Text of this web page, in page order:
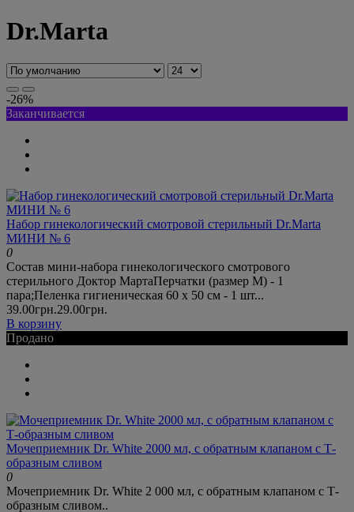
Dr.Marta
-26%
Заканчивается
Набор гинекологический смотровой стерильный Dr.Marta
МИНИ № 6
0
Состав мини-набора гинекологического смотрового
стерильного Доктор МартаПерчатки (размер М) - 1
пара;Пеленка гигиеническая 60 х 50 см - 1 шт...
39.00грн.29.00грн.
В корзину
Продано
Мочеприемник Dr. White 2000 мл, с обратным клапаном с Т-
образным сливом
0
Мочеприемник Dr. White 2 000 мл, с обратным клапаном с Т-
образным сливом..